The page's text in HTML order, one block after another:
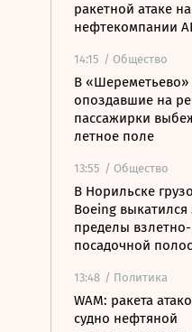
ракетной атаке
нефтекомпании
14:15 / Общество
В «Шереметьево»
опоздавшие на
пассажирки
летное поле
13:55 / Общество
В Норильске
Boeing выкатился
пределы взлетно-
посадочной
13:48 / Политика
WAM: ракета
судно нефтяной